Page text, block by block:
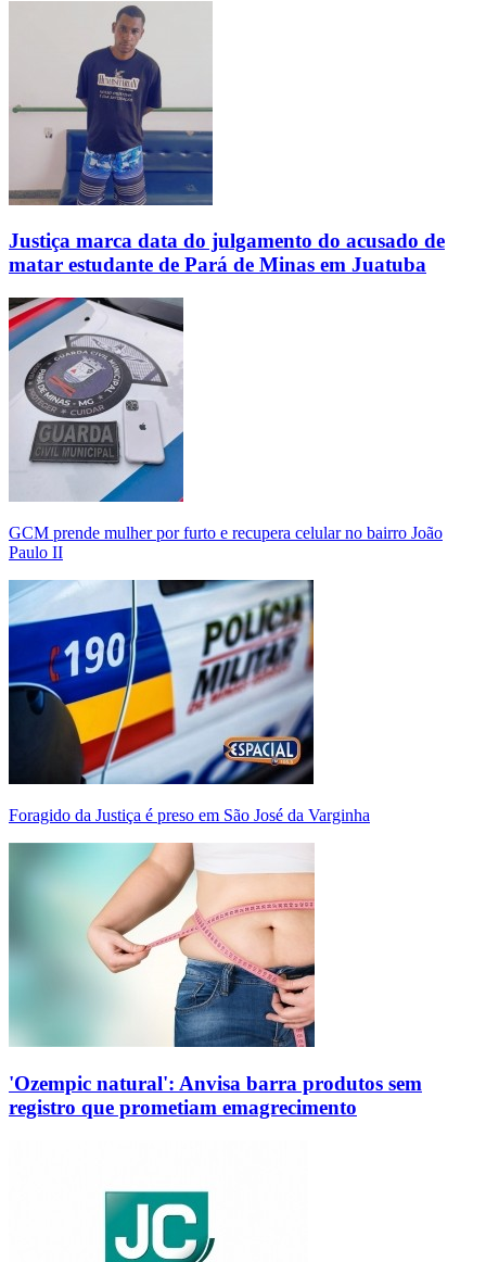
Justiça marca data do julgamento do acusado de
matar estudante de Pará de Minas em Juatuba
GCM prende mulher por furto e recupera celular no bairro João
Paulo II
Foragido da Justiça é preso em São José da Varginha
'Ozempic natural': Anvisa barra produtos sem
registro que prometiam emagrecimento